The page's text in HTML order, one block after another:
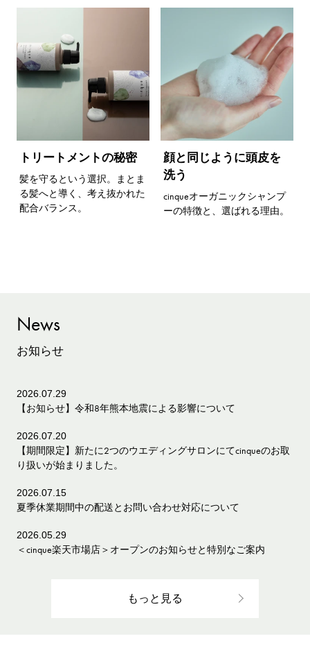
トリートメントの秘密
髪を守るという選択。まとま
る髪へと導く、考え抜かれた
配合バランス。
顔と同じように頭皮を
洗う
cinqueオーガニックシャンプ
ーの特徴と、選ばれる理由。
News
お知らせ
2026.07.29
【お知らせ】令和8年熊本地震による影響について
2026.07.20
【期間限定】新たに2つのウエディングサロンにてcinqueのお取
り扱いが始まりました。
2026.07.15
夏季休業期間中の配送とお問い合わせ対応について
2026.05.29
＜cinque楽天市場店＞オープンのお知らせと特別なご案内
もっと見る